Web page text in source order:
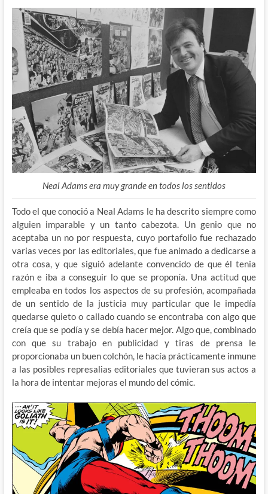
Neal Adams era muy grande en todos los sentidos
Todo el que conoció a Neal Adams le ha descrito siempre como
alguien imparable y un tanto cabezota. Un genio que no
aceptaba un no por respuesta, cuyo portafolio fue rechazado
varias veces por las editoriales, que fue animado a dedicarse a
otra cosa, y que siguió adelante convencido de que él tenia
razón e iba a conseguir lo que se proponía. Una actitud que
empleaba en todos los aspectos de su profesión, acompañada
de un sentido de la justicia muy particular que le impedía
quedarse quieto o callado cuando se encontraba con algo que
creía que se podía y se debía hacer mejor. Algo que, combinado
con que su trabajo en publicidad y tiras de prensa le
proporcionaba un buen colchón, le hacía prácticamente inmune
a las posibles represalias editoriales que tuvieran sus actos a
la hora de intentar mejoras el mundo del cómic.